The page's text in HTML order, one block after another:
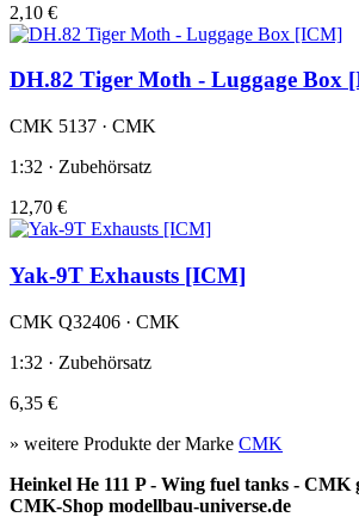
2,10 €
DH.82 Tiger Moth - Luggage Box
CMK 5137 · CMK
1:32 · Zubehörsatz
12,70 €
Yak-9T Exhausts [ICM]
CMK Q32406 · CMK
1:32 · Zubehörsatz
6,35 €
» weitere Produkte der Marke CMK
Heinkel He 111 P - Wing fuel tanks - CMK
CMK-Shop modellbau-universe.de